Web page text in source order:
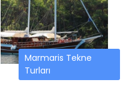
Marmaris Tekne
Turları